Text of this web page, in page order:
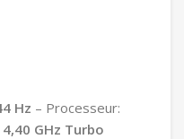
Hz – Processeur:
4,40 GHz Turbo